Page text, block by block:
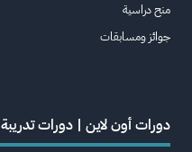
منح دراسية
جوائز ومسابقات
دورات أون لاين | دورات تدريبة